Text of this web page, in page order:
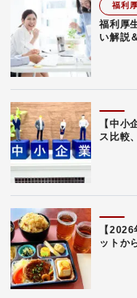
福利
福利厚
い解説
【中
ス比較
【
ットか